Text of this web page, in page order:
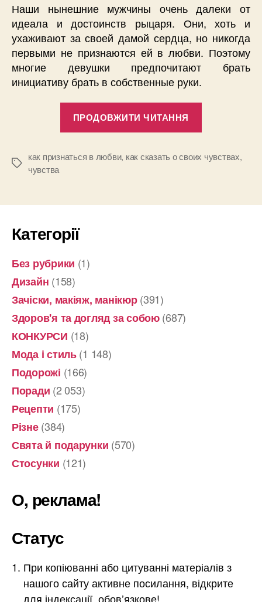
Наши нынешние мужчины очень далеки от
идеала и достоинств рыцаря. Они, хоть и
ухаживают за своей дамой сердца, но никогда
первыми не признаются ей в любви. Поэтому
многие девушки предпочитают брать
инициативу брать в собственные руки.
ПРОДОВЖИТИ ЧИТАННЯ
любви
Позначки
как признаться в любви, как сказать о своих чувствах,
чувства
Категорії
Без рубрики (1)
Дизайн (158)
Зачіски, макіяж, манікюр(391)
Здоров'я та догляд за собою(687)
КОНКУРСИ (18)
Мода і стиль(1 148)
Подорожі (166)
Поради (2 053)
Рецепти (175)
Різне(384)
Свята й подарунки (570)
Стосунки (121)
О, реклама!
Статус
При копіюванні або цитуванні матеріалів з
нашого сайту активне посилання, відкрите
для індексації, обов’язкове!